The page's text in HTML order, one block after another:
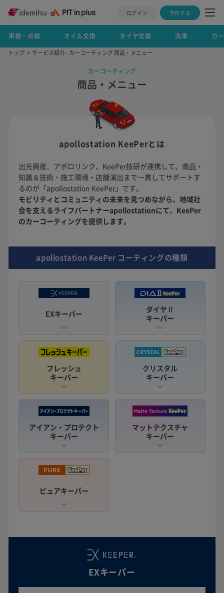
ログイン 予約する
車検・点検 オイル交換 タイヤ交換 洗車 カ
トップ サービス紹介 - カーコーティング 商品・メニュー
カーコーティング
商品・メニュー
apollostation KeePerとは
出光興産、アポロリンク、KeePer技研が連携して、商品・
知識＆技術・施工環境・店舗演出まで一貫してサポートす
るのが「apollostation KeePer」です。
モビリティとコミュニティの未来を見つめながら、地域社
会を支えるライフパートナーapollostationにて、KeePer
のカーコーティングを提供します。
apollostation KeePer コーティングの種類
EXキーパー
ダイヤⅡ
キーパー
フレッシュ
キーパー
クリスタル
キーパー
アイアン・プロテクト
キーパー
マットテクスチャ
キーパー
ピュアキーパー
EXキーパー